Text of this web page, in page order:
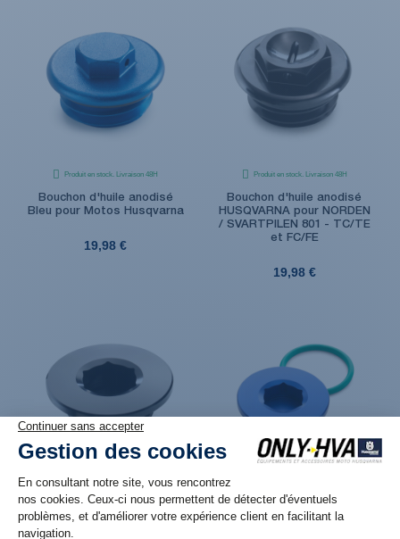
Produit en stock. Livraison 48H
Bouchon d'huile anodisé
Bleu pour Motos Husqvarna
19,98 €
Produit en stock. Livraison 48H
Bouchon d'huile anodisé
HUSQVARNA pour NORDEN
/ SVARTPILEN 801 - TC/TE
et FC/FE
19,98 €
Produit en stock. Livraison 48H
d'alternateur anodisé Noir
pour motos Husqvarna FC /
d'alternateur Factory